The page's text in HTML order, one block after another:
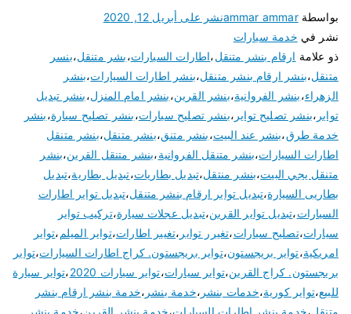
بواسطةammar ammarنشر على أبريل 12, 2020
نشر في خدمة سيارات
ذو علامة ارقام بنشر متنقل،اطارات السيارات،بشر متنقل،بنسر
متنقل،بنشر ارقام بنشر متنقل،بنشر اطارات السيارات،بنشر
الزهراء،بنشر الفروانية،بنشر القرين،بنشر امام المنزل،بنشر تبديل
تواير ،بنشر تصليح تواير ،بنشر تصليح سيارات،بنشر تصليح سيارة،بنشر
خدمة طرق،بنشر عند البيت،بنشر متنق،بنشر متنقل،بنشر متنقل
اطارات السيارات،بنشر متنقل الفروانية،بنشر متنقل القرين،بنشر
متنقل يجي البيت،بنشر منتقل،تبديل بطاريات،تبديل بطارية،تبديل
بطاريى السيارة،تبديل تواير ارقام بنشر متنقل،تبديل تواير اطارات
السيارات،تبديل تواير القرين،تبديل عجلات سيارة،تركيب تواير
سيارات،تصليح سيارات،تغيرر تواير ،تغيير اطارات،تواير الميلم،تواير
امريكية،تواير بريجستون،تواير بريجستون. كراج اطارات السيارات،تواير
بريجستون. كراج القرين،تواير سيارات،تواير سيارات 2020 ،تواير سيارة
للبيع،تواير كورية،خدمات بنشر ،خدمة بنشر ،خدمة بنشر ارقام بنشر